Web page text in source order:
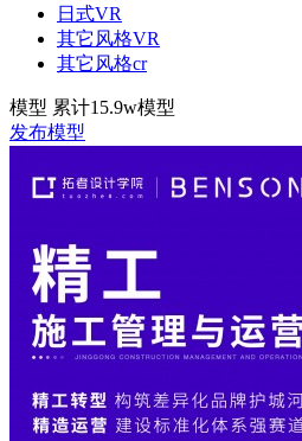
日式VR
其它风格VR
其它风格cr
模型 累计15.9w模型
发布模型